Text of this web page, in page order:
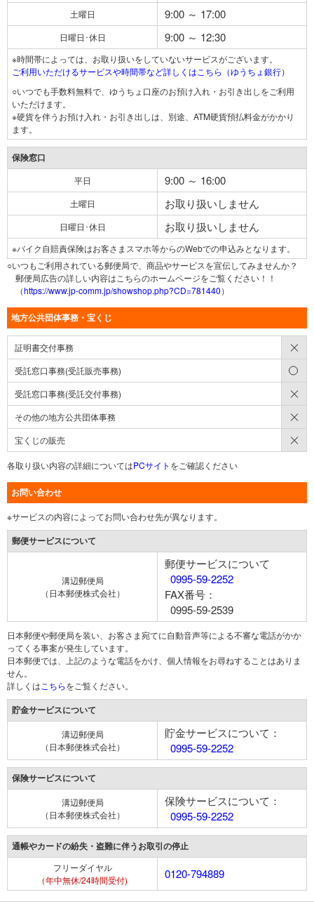
土曜日 9:00 ～ 17:00
日曜日･休日 9:00 ～ 12:30
※時間帯によっては、お取り扱いをしていないサービスがございます。
ご利用いただけるサービスや時間帯など詳しくはこちら（ゆうちょ銀行）
○いつでも手数料無料で、ゆうちょ口座のお預け入れ・お引き出しをご利用
いただけます。
※硬貨を伴うお預け入れ・お引き出しは、別途、ATM硬貨預払料金がかかり
ます。
保険窓口
平日 9:00 ～ 16:00
土曜日 お取り扱いしません
日曜日･休日 お取り扱いしません
※バイク自賠責保険はお客さまスマホ等からのWebでの申込みとなります。
○いつもご利用されている郵便局で、商品やサービスを宣伝してみませんか？
郵便局広告の詳しい内容はこちらのホームページをご覧ください！！
（https://www.jp-comm.jp/showshop.php?CD=781440）
地方公共団体事務・宝くじ
証明書交付事務
受託窓口事務(受託販売事務)
受託窓口事務(受託交付事務)
その他の地方公共団体事務
宝くじの販売
各取り扱い内容の詳細についてはPCサイト をご確認ください
お問い合わせ
※サービスの内容によってお問い合わせ先が異なります。
郵便サービスについて
溝辺郵便局
（日本郵便株式会社）
郵便サービスについて
0995-59-2252
FAX番号：
0995-59-2539
日本郵便や郵便局を装い、お客さま宛てに自動音声等による不審な電話がかか
ってくる事案が発生しています。
日本郵便では、上記のような電話をかけ、個人情報をお尋ねすることはありま
せん。
詳しくは こちらをご覧ください。
貯金サービスについて
溝辺郵便局
（日本郵便株式会社）
貯金サービスについて：
0995-59-2252
保険サービスについて
溝辺郵便局
（日本郵便株式会社）
保険サービスについて：
0995-59-2252
通帳やカードの紛失・盗難に伴うお取引の停止
フリーダイヤル
（年中無休/24時間受付)
0120-794889